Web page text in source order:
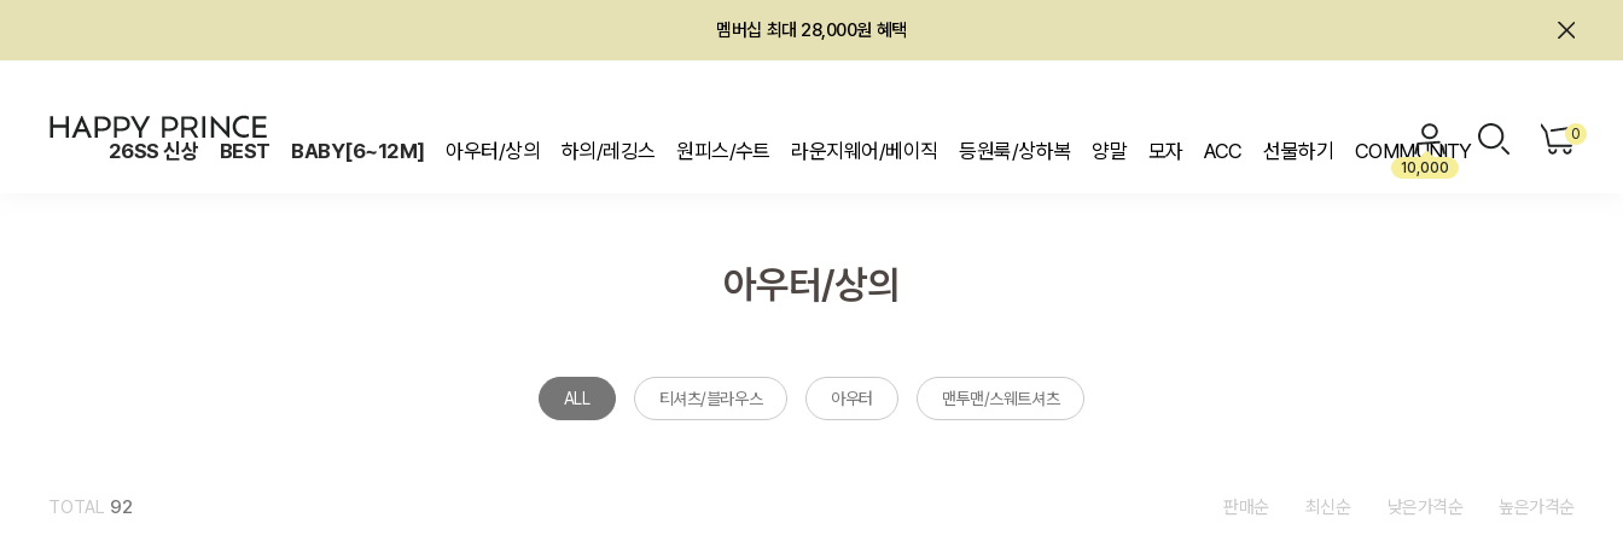
멤버십 최대 28,000원 혜택
26SS 신상 BEST BABY[6~12M] 아우터/상의 하의/레깅스 원피스/수트 라운지웨어/베이직 등원룩/상하복 양말 모자 ACC 선물하기 COMMUNITY
10,000
0
아우터/상의
ALL 티셔츠/블라우스 아우터 맨투맨/스웨트셔츠
TOTAL 92 판매순 최신순 낮은가격순 높은가격순